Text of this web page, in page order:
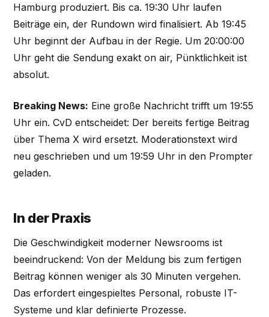
Hamburg produziert. Bis ca. 19:30 Uhr laufen
Beiträge ein, der Rundown wird finalisiert. Ab 19:45
Uhr beginnt der Aufbau in der Regie. Um 20:00:00
Uhr geht die Sendung exakt on air, Pünktlichkeit ist
absolut.
Breaking News: Eine große Nachricht trifft um 19:55
Uhr ein. CvD entscheidet: Der bereits fertige Beitrag
über Thema X wird ersetzt. Moderationstext wird
neu geschrieben und um 19:59 Uhr in den Prompter
geladen.
In der Praxis
Die Geschwindigkeit moderner Newsrooms ist
beeindruckend: Von der Meldung bis zum fertigen
Beitrag können weniger als 30 Minuten vergehen.
Das erfordert eingespieltes Personal, robuste IT-
Systeme und klar definierte Prozesse.